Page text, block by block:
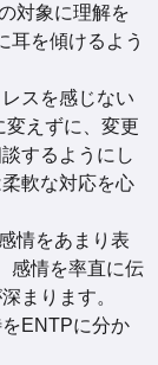
対象に理解を
耳を傾けるよう
スを感じない
変えずに、変更
するようにし
軟な対応を心
情をあまり表
感情を率直に伝
まります。
ENTPに分か